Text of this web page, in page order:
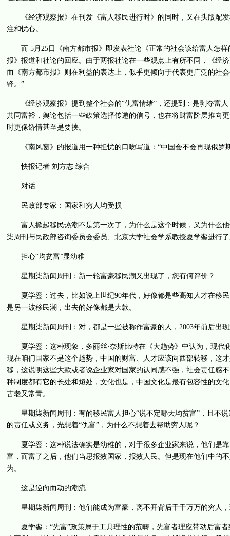
《经济观察报》在刊发《富人移民进行时》的同时，又在头版配发
注和忧心。
而 5月25日《南方都市报》即发表社论《正常的社会该给富人怎样
报》报道和社论的回应。由于两报社论在一些观点上有所不同，《经
而《南方都市报》则在利益的表达上，似乎更倾向于代表更广泛的社
锋。”
《经济观察报》提到整个社会的“仇富情绪”，还提到：是剥夺富人
共同富裕，舆论包括一些政策选择传递的信号，也在将财富阶层推向
时更像矫情甚至是要挟。
《南风窗》的报道用一种担忧的口吻写道：“中国会不会再现俄罗
快报记者 刘方志 综合
对话
民政部专家：国家和穷人均受损
富人掀起移民热潮不是第一次了，为什么是这个时候，又为什么他
柒周刊与民政部咨询委员会委员、北京大学社会学系教授夏学銮进行
担心“均贫富”显幼稚
星期柒新闻周刊：新一轮富豪移民潮又出现了，您有何评价？
夏学銮：过去，比如说上世纪90年代，好像都是些高知人才在移
是另一波移民潮，出去的好像都是大款。
星期柒新闻周刊：对，都是一些被称作富豪的人，2003年前后出现
夏学銮：这种现象，多丽丝·奈斯比特在《大趋势》中认为，现代
现在咱们国家不是这个趋势，中国的财富、人才应该向西部转移，这
移，这说明这些大款或者说企业家对国家的认同感不强，社会责任感
种制度都有它的长处和短处，文化也是，中国文化是最有包容性的文
古老又常青。
星期柒新闻周刊：有的移民富人担心“说不定哪天均贫富”，且不说
的责任或义务，光想着“仇富”，为什么不想着去帮助穷人呢？
夏学銮：这种说法确实是幼稚的，对于很多企业家来说，他们是靠
富，而富了之后，他们当思报效国家，报效人民。但是现在他们中的
为。
这是逆向而动的潮流
星期柒新闻周刊：他们能成为富豪，离不开背后千千万万的穷人，
夏学銮：“先富”政策属于工具理性的范畴，先富者理应带动后富者